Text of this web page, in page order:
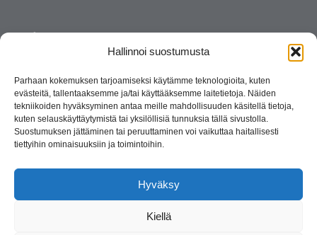
Hallinnoi suostumusta
Parhaan kokemuksen tarjoamiseksi käytämme teknologioita, kuten
evästeitä, tallentaaksemme ja/tai käyttääksemme laitetietoja. Näiden
tekniikoiden hyväksyminen antaa meille mahdollisuuden käsitellä tietoja,
kuten selauskäyttäytymistä tai yksilöllisiä tunnuksia tällä sivustolla.
Suostumuksen jättäminen tai peruuttaminen voi vaikuttaa haitallisesti
tiettyihin ominaisuuksiin ja toimintoihin.
Hyväksy
Kiellä
perheyritys yli 35 vuotta.